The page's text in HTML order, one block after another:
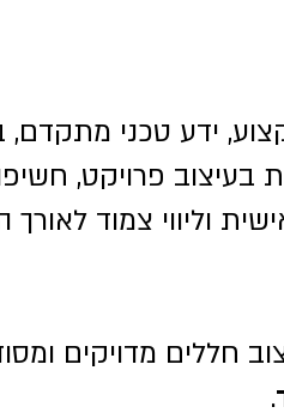
ידע טכני מתקדם,
בעיצוב פרויקט,
וליווי צמוד לאורך
חללים מדויקים
.